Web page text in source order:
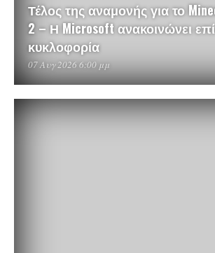
Τέλος της αναμονής για το
2 – Η Microsoft ανακοινώνει
κυκλοφορία
07 Αυγ 2026 6:00 μμ